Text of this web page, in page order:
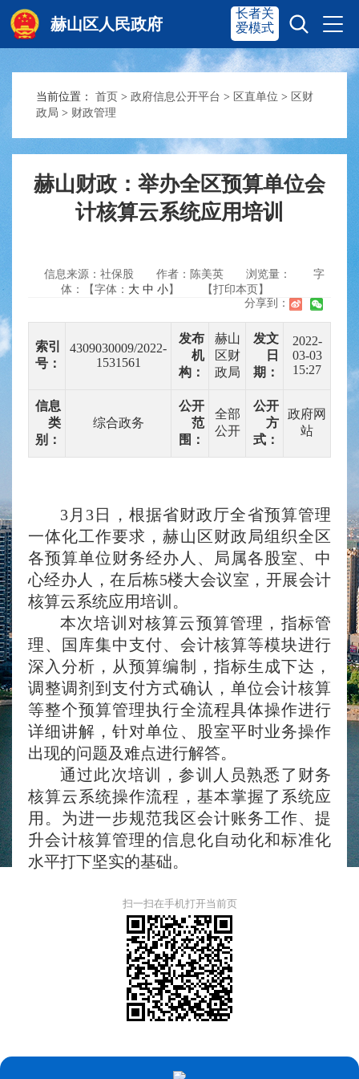
赫山区人民政府
赫山首页 奋进赫山
信息公开 政务服务
互动交流
长者关
爱模式
当前位置： 首页 > 政府信息公开平台 > 区直单位 > 区财
政局 > 财政管理
赫山财政：举办全区预算单位会
计核算云系统应用培训
信息来源：社保股 作者：陈美英 浏览量：
字
体：【字体： 大 中 小】
【打印本页】
分享到：
索引
号：
4309030009/2022-
1531561
发布
机
构：
赫山
区财
政局
发文
日
期：
2022-
03-03
15:27
信息
类
别：
综合政务
公开
范
围：
全部
公开
公开
方
式：
政府网
站
3 月 3 日，根据省财政厅全省预算管理
一体化工作要求，赫山区财政局组织全区
各预算单位财务经办人、局属各股室、中
心经办人，在后栋5楼大会议室，开展会计
核算云系统应用培训。
本次培训对核算云预算管理，指标管
理、国库集中支付、会计核算等模块进行
深入分析，从预算编制，指标生成下达，
调整调剂到支付方式确认，单位会计核算
等整个预算管理执行全流程具体操作进行
详细讲解，针对单位、股室平时业务操作
出现的问题及难点进行解答。
通过此次培训，参训人员熟悉了财务
核算云系统操作流程，基本掌握了系统应
用。为进一步规范我区会计账务工作、提
升会计核算管理的信息化自动化和标准化
水平打下坚实的基础。
扫一扫在手机打开当前页